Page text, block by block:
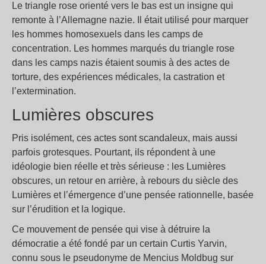
Le triangle rose orienté vers le bas est un insigne qui
remonte à l’Allemagne nazie. Il était utilisé pour marquer
les hommes homosexuels dans les camps de
concentration. Les hommes marqués du triangle rose
dans les camps nazis étaient soumis à des actes de
torture, des expériences médicales, la castration et
l’extermination.
Lumières obscures
Pris isolément, ces actes sont scandaleux, mais aussi
parfois grotesques. Pourtant, ils répondent à une
idéologie bien réelle et très sérieuse : les Lumières
obscures, un retour en arrière, à rebours du siècle des
Lumières et l’émergence d’une pensée rationnelle, basée
sur l’érudition et la logique.
Ce mouvement de pensée qui vise à détruire la
démocratie a été fondé par un certain Curtis Yarvin,
connu sous le pseudonyme de Mencius Moldbug sur